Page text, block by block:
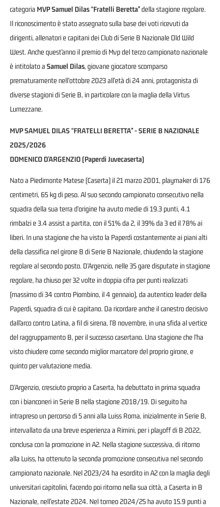
categoria MVP Samuel Dilas “Fratelli Beretta”della stagione regolare.
Il riconoscimento è stato assegnato sulla base dei voti ricevuti da
dirigenti, allenatori e capitani dei Club di Serie B Nazionale Old Wild
West. Anche quest’anno il premio di Mvp del terzo campionato nazionale
è intitolato a Samuel Dilas, giovane giocatore scomparso
prematuramente nell’ottobre 2023 all’età di 24 anni, protagonista di
diverse stagioni di Serie B, in particolare con la maglia della Virtus
Lumezzane.
MVP SAMUEL DILAS “FRATELLI BERETTA” - SERIE B NAZIONALE
2025/2026
DOMENICO D’ARGENZIO (Paperdi Juvecaserta)
Nato a Piedimonte Matese (Caserta) il 21 marzo 2001, playmaker di 176
centimetri, 65 kg di peso. Al suo secondo campionato consecutivo nella
squadra della sua terra d’origine ha avuto medie di 19.3 punti, 4.1
rimbalzi e 3.4 assist a partita, con il 51% da 2, il 39% da 3 ed il 78% ai
liberi. In una stagione che ha visto la Paperdi costantemente ai piani alti
della classifica nel girone B di Serie B Nazionale, chiudendo la stagione
regolare al secondo posto. D’Argenzio, nelle 35 gare disputate in stagione
regolare, ha chiuso per 32 volte in doppia cifra per punti realizzati
(massimo di 34 contro Piombino, il 4 gennaio), da autentico leader della
Paperdi, squadra di cui è capitano. Da ricordare anche il canestro decisivo
dall’arco contro Latina, a fil di sirena, l’8 novembre, in una sfida al vertice
del raggruppamento B, per il successo casertano. Una stagione che l’ha
visto chiudere come secondo miglior marcatore del proprio girone, e
quinto per valutazione media.
D’Argenzio, cresciuto proprio a Caserta, ha debuttato in prima squadra
con i bianconeri in Serie B nella stagione 2018/19. Di seguito ha
intrapreso un percorso di 5 anni alla Luiss Roma, inizialmente in Serie B,
intervallato da una breve esperienza a Rimini, per i playoff di B 2022,
conclusa con la promozione in A2. Nella stagione successiva, di ritorno
alla Luiss, ha ottenuto la seconda promozione consecutiva nel secondo
campionato nazionale. Nel 2023/24 ha esordito in A2 con la maglia degli
universitari capitolini, facendo poi ritorno nella sua città, a Caserta in B
Nazionale, nell’estate 2024. Nel torneo 2024/25 ha avuto 15.9 punti a